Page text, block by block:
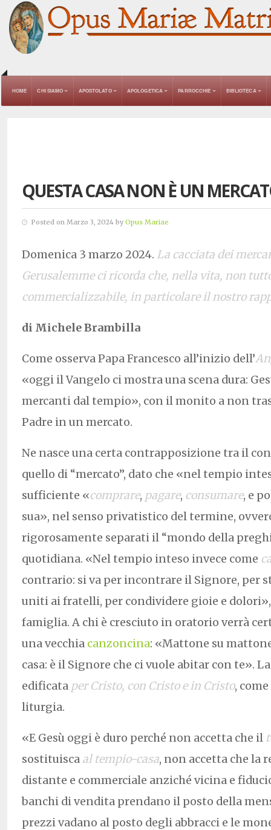
HOME CHI SIAMO APOSTOLATO APOLOGETICA PARROCCHIE BIBLIOTECA
QUESTA CASA NON È UN
Posted on Marzo 3, 2024 by Opus Mariae
Domenica 3 marzo 2024. La cacciata dei
Gerusalemme ci ricorda che, nella vita, non
commercializzabile, in particolare il nostro
di Michele Brambilla
Come osserva Papa Francesco all’inizio dell’
«oggi il Vangelo ci mostra una scena dura:
mercanti dal tempio», con il monito a non
Padre in un mercato.
Ne nasce una certa contrapposizione tra il
quello di “mercato”, dato che «nel tempio
sufficiente «comprare, pagare, consumare, e
sua», nel senso privatistico del termine,
rigorosamente separati il “mondo della
quotidiana. «Nel tempio inteso invece come
contrario: si va per incontrare il Signore, per
uniti ai fratelli, per condividere gioie e
famiglia. A chi è cresciuto in oratorio verrà
una vecchia canzoncina: «Mattone su
casa: è il Signore che ci vuole abitar con te».
edificata per Cristo, con Cristo e in Cristo,
liturgia.
«E Gesù oggi è duro perché non accetta che il
sostituisca al tempio-casa, non accetta che la
distante e commerciale anziché vicina e
banchi di vendita prendano il posto della
prezzi vadano al posto degli abbracci e le